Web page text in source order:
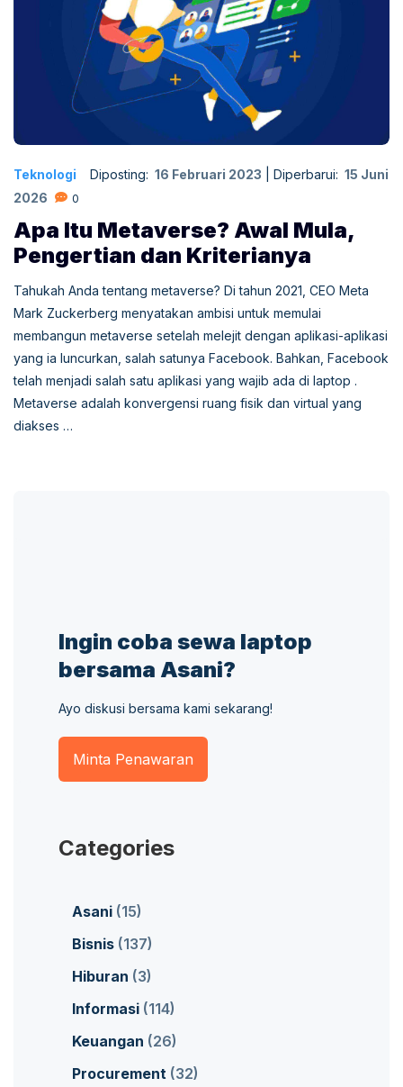
Teknologi Diposting: 16 Februari 2023 Diperbarui: 15 Juni
2026
0
Apa Itu Metaverse? Awal Mula,
Pengertian dan Kriterianya
Tahukah Anda tentang metaverse? Di tahun 2021, CEO Meta
Mark Zuckerberg menyatakan ambisi untuk memulai
membangun metaverse setelah melejit dengan aplikasi-aplikasi
yang ia luncurkan, salah satunya Facebook. Bahkan, Facebook
telah menjadi salah satu aplikasi yang wajib ada di laptop .
Metaverse adalah konvergensi ruang fisik dan virtual yang
diakses …
Ingin coba sewa laptop
bersama Asani?
Ayo diskusi bersama kami sekarang!
Minta Penawaran
Categories
Asani (15)
Bisnis (137)
Hiburan (3)
Informasi (114)
Keuangan (26)
Procurement (32)